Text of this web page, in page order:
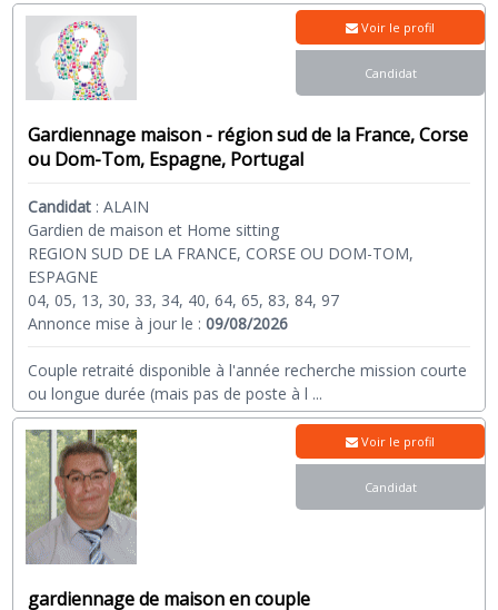
Gardiennage maison - région sud de la France, Corse
ou Dom-Tom, Espagne, Portugal
Candidat :ALAIN
Gardien de maison et Home sitting
REGION SUD DE LA FRANCE, CORSE OU DOM-TOM,
ESPAGNE
04, 05, 13, 30, 33, 34, 40, 64, 65, 83, 84, 97
Annonce mise à jour le :09/08/2026
Couple retraité disponible à l'année recherche mission courte
ou longue durée (mais pas de poste à l ...
Voir le profil
Candidat
gardiennage de maison en couple
Voir le profil
Candidat